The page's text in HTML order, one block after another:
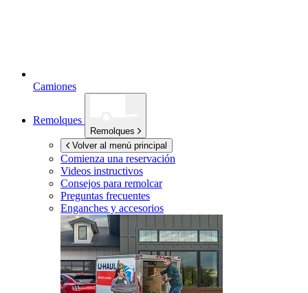
Camiones
Remolques
Remolques
Volver al menú principal
Comienza una reservación
Videos instructivos
Consejos para remolcar
Preguntas frecuentes
Enganches y accesorios